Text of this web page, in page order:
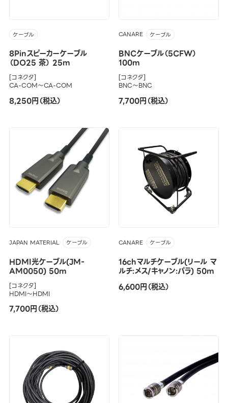
ケーブル
8Pinスピーカーケーブル
（DO25 茶） 25m
[コネクタ]
CA-COM～CA-COM
8,250円（税込）
CANARE ケーブル
BNCケーブル（5CFW）
100m
[コネクタ]
BNC～BNC
7,700円（税込）
JAPAN MATERIAL ケーブル
HDMI光ケーブル(JM-
AM0050) 50m
[コネクタ]
HDMI～HDMI
7,700円（税込）
CANARE ケーブル
16chマルチケーブル(リール マ
ルチ:メス/キャノン:パラ) 50m
6,600円（税込）